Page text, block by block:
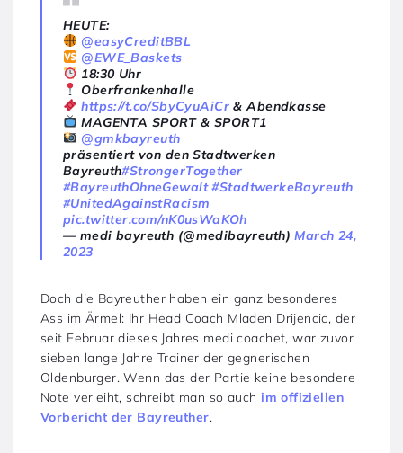
HEUTE:
@easyCreditBBL
@EWE_Baskets
18:30 Uhr
Oberfrankenhalle
https://t.co/SbyCyuAiCr & Abendkasse
MAGENTA SPORT & SPORT1
@gmkbayreuth
präsentiert von den Stadtwerken
Bayreuth#StrongerTogether
#BayreuthOhneGewalt #StadtwerkeBayreuth
#UnitedAgainstRacism
pic.twitter.com/nK0usWaKOh
— medi bayreuth (@medibayreuth)March 24,
2023
Doch die Bayreuther haben ein ganz besonderes
Ass im Ärmel: Ihr Head Coach Mladen Drijencic, der
seit Februar dieses Jahres medi coachet, war zuvor
sieben lange Jahre Trainer der gegnerischen
Oldenburger. Wenn das der Partie keine besondere
Note verleiht, schreibt man so auch im offiziellen
Vorbericht der Bayreuther.